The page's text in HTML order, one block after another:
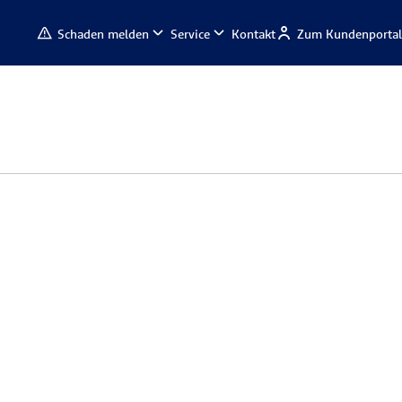
Schaden melden Service Kontakt Zum Kundenportal